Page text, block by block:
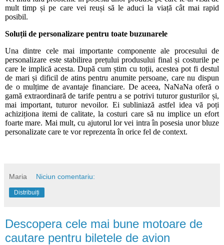
mult timp și pe care vei reuși să le aduci la viață cât mai rapid
posibil.
Soluții de personalizare pentru toate buzunarele
Una dintre cele mai importante componente ale procesului de
personalizare este stabilirea prețului produsului final și costurile pe
care le implică acesta. După cum știm cu toții, acestea pot fi destul
de mari și dificil de atins pentru anumite persoane, care nu dispun
de o mulțime de avantaje financiare. De aceea, NaNaNa oferă o
gamă extraordinară de tarife pentru a se potrivi tuturor gusturilor și,
mai important, tuturor nevoilor. Ei subliniază astfel idea vă poți
achiziționa itemi de calitate, la costuri care să nu implice un efort
foarte mare. Mai mult, cu ajutorul lor vei intra în posesia unor bluze
personalizate care te vor reprezenta în orice fel de context.
Maria Niciun comentariu:
Distribuiți
Descopera cele mai bune motoare de
cautare pentru biletele de avion